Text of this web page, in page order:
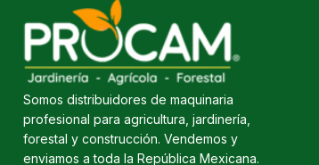
Somos distribuidores de maquinaria
profesional para agricultura, jardinería,
forestal y construcción. Vendemos y
enviamos a toda la República Mexicana.